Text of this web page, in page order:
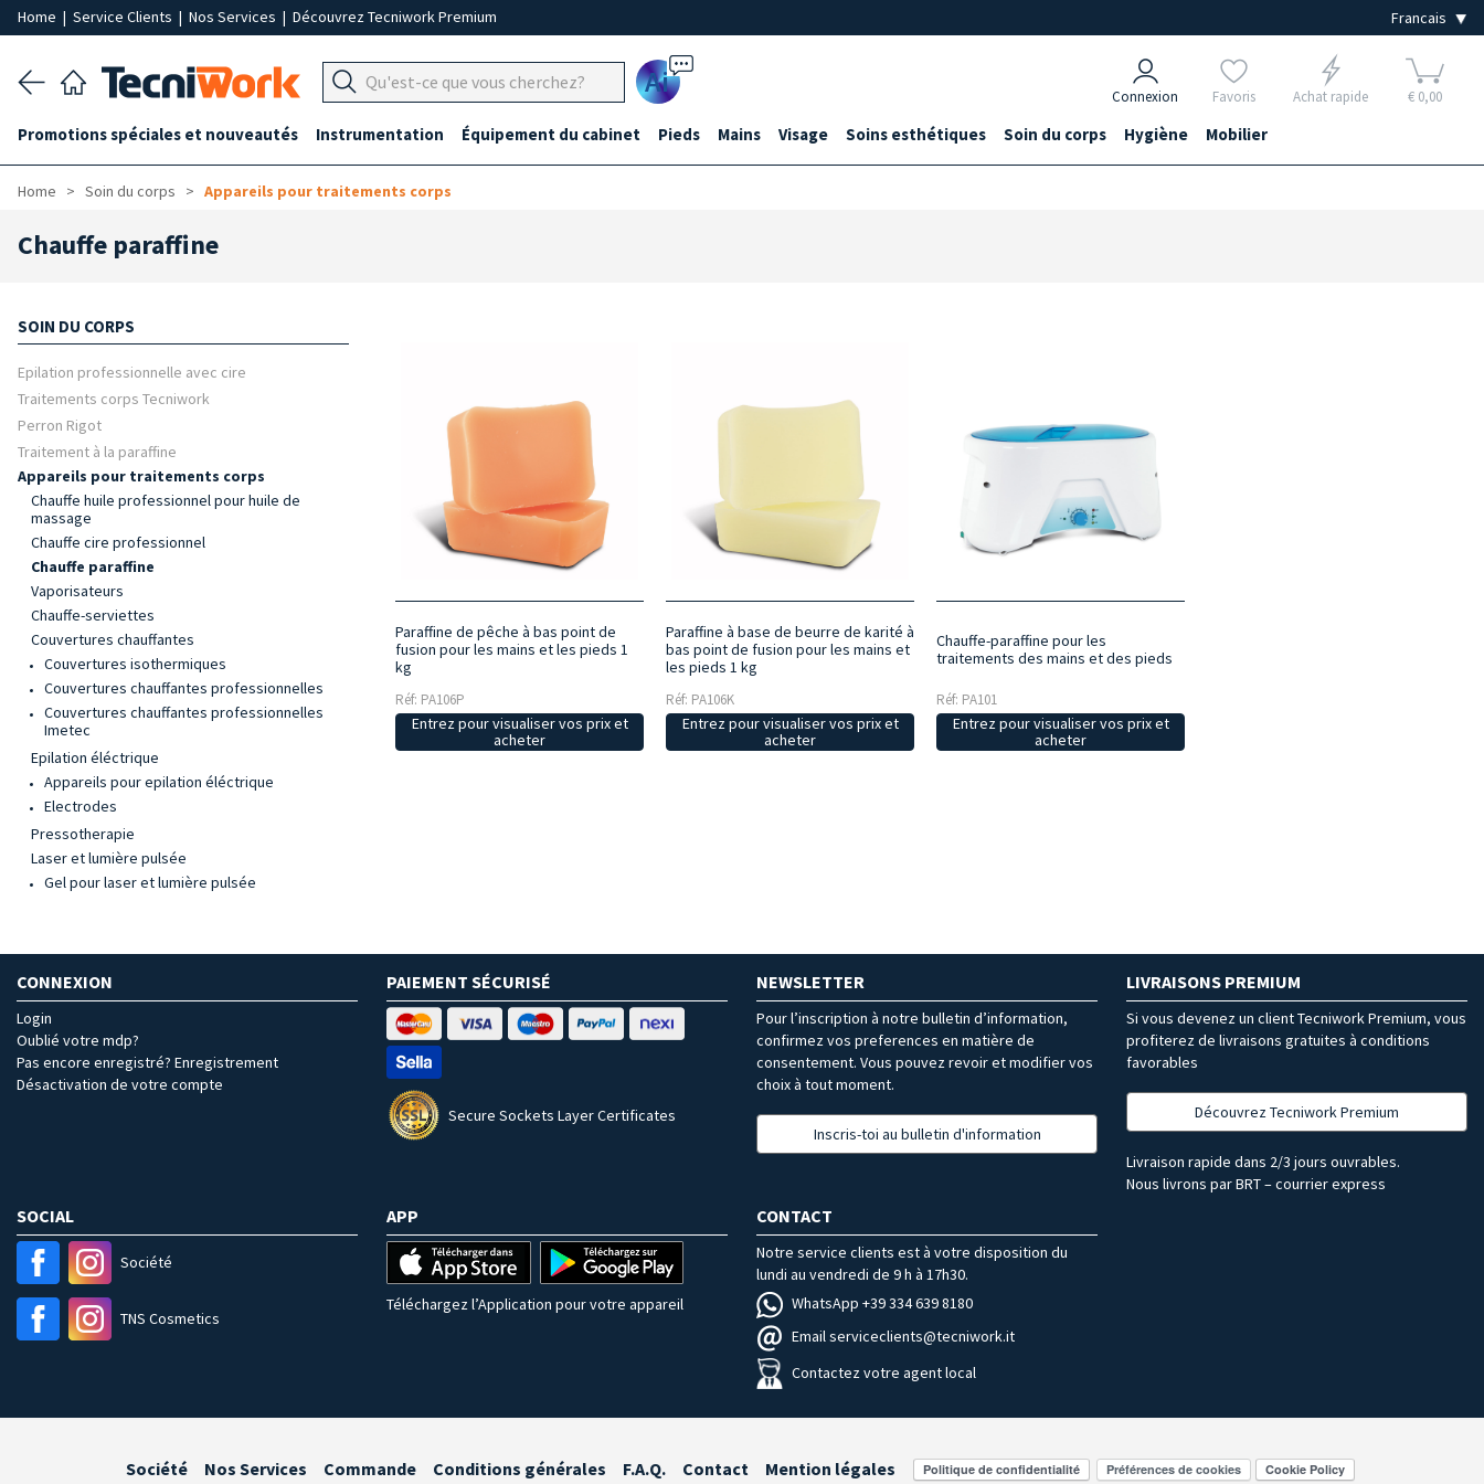
Home | Service Clients | Nos Services | Découvrez Tecniwork Premium
Ai Connexion Favoris Achat rapide € 0,00
Promotions spéciales et nouveautés Instrumentation Équipement du cabinet Pieds Mains Visage Soins esthétiques Soin du corps Hygiène Mobilier
Home Soin du corps Appareils pour traitements corps
Chauffe paraffine
SOIN DU CORPS
Epilation professionnelle avec cire
Traitements corps Tecniwork
Perron Rigot
Traitement à la paraffine
Appareils pour traitements corps
Chauffe huile professionnel pour huile de
massage
Chauffe cire professionnel
Chauffe paraffine
Vaporisateurs
Chauffe-serviettes
Couvertures chauffantes
Couvertures isothermiques
Couvertures chauffantes professionnelles
Couvertures chauffantes professionnelles
Imetec
Epilation éléctrique
Appareils pour epilation éléctrique
Electrodes
Pressotherapie
Laser et lumière pulsée
Gel pour laser et lumière pulsée
Paraffine de pêche à bas point de
fusion pour les mains et les pieds 1
kg
Réf: PA106P
Entrez pour visualiser vos prix et
acheter
Paraffine à base de beurre de karité à
bas point de fusion pour les mains et
les pieds 1 kg
Réf: PA106K
Entrez pour visualiser vos prix et
acheter
Chauffe-paraffine pour les
traitements des mains et des pieds
Réf: PA101
Entrez pour visualiser vos prix et
acheter
CONNEXION
Login
Oublié votre mdp?
Pas encore enregistré? Enregistrement
Désactivation de votre compte
PAIEMENT SÉCURISÉ
Secure Sockets Layer Certificates
NEWSLETTER
Pour l’inscription à notre bulletin d’information,
confirmez vos preferences en matière de
consentement. Vous pouvez revoir et modifier vos
choix à tout moment.
Inscris-toi au bulletin d'information
LIVRAISONS PREMIUM
Si vous devenez un client Tecniwork Premium, vous
profiterez de livraisons gratuites à conditions
favorables
Découvrez Tecniwork Premium
Livraison rapide dans 2/3 jours ouvrables.
Nous livrons par BRT – courrier express
SOCIAL
Société
TNS Cosmetics
APP
Téléchargez l’Application pour votre appareil
CONTACT
Notre service clients est à votre disposition du
lundi au vendredi de 9 h à 17h30.
WhatsApp +39 334 639 8180
Email serviceclients@tecniwork.it
Contactez votre agent local
Société Nos Services Commande Conditions générales F.A.Q. Contact Mention légales Préférences de cookies